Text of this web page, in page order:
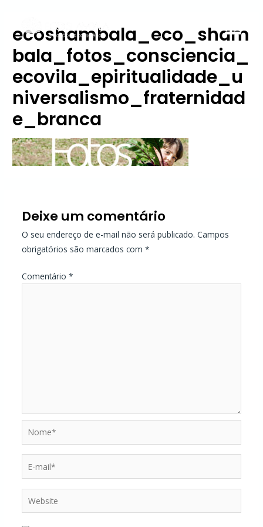
ecoshambala_eco_sham
bala_fotos_consciencia_
ecovila_epiritualidade_u
niversalismo_fraternidad
e_branca
Deixe um comentário
O seu endereço de e-mail não será publicado. Campos
obrigatórios são marcados com *
Comentário *